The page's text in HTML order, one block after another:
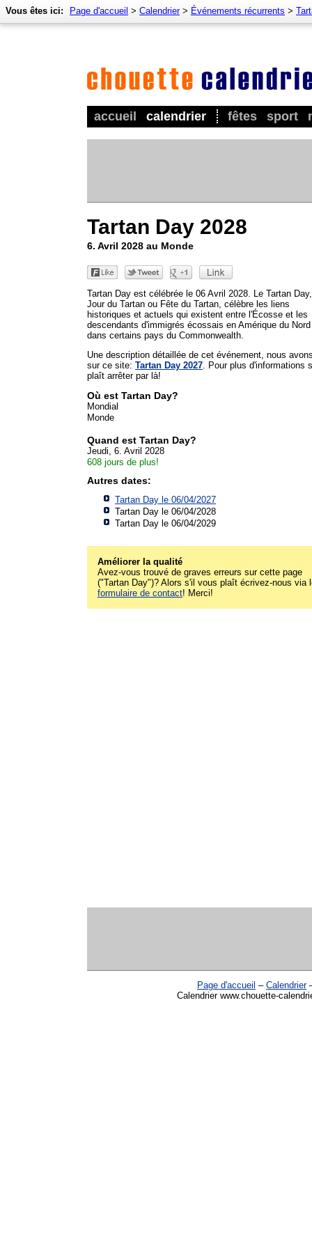
accueil calendrier fêtes sport
Vous êtes ici: Page d'accueil > Calendrier> Événements récurrents >
Tartan Day 2028
6. Avril 2028 au Monde
Tartan Day est célébrée le 06 Avril 2028. Le Tartan
Jour du Tartan ou Fête du Tartan, célèbre les liens
historiques et actuels qui existent entre l'Écosse et les
descendants d'immigrés écossais en Amérique du
dans certains pays du Commonwealth.
Une description détaillée de cet événement, nous
sur ce site: Tartan Day 2027 . Pour plus d'informations
plaît arrêter par là!
Où est Tartan Day?
Mondial
Monde
Quand est Tartan Day?
Jeudi, 6. Avril 2028
608 jours de plus!
Autres dates:
Tartan Day le 06/04/2027
Tartan Day le 06/04/2028
Tartan Day le 06/04/2029
Améliorer la qualité
Avez-vous trouvé de graves erreurs sur cette page
("Tartan Day")? Alors s'il vous plaît écrivez-nous via
formulaire de contact! Merci!
Page d'accueil – Calendrier
Calendrier www.chouette-